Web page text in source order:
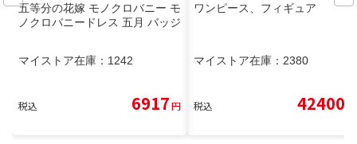
五等分の花嫁 モノクロバニー モ
ノクロバニードレス 五月 バッジ
マイストア在庫： 1242
税込 6917円
ワンピース、フィギュア
マイストア在庫： 2380
税込 42400